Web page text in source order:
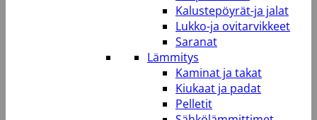
Kalustepöyrät-ja jalat
Lukko-ja ovitarvikkeet
Saranat
Lämmitys
Kaminat ja takat
Kiukaat ja padat
Pelletit